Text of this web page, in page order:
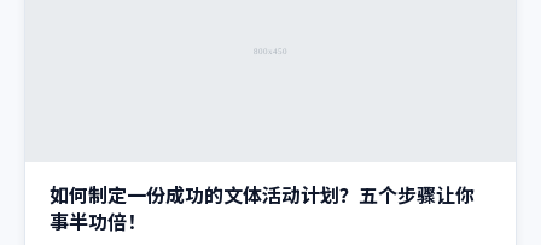
如何制定一份成功的文体活动计划？五个步骤让你
事半功倍！